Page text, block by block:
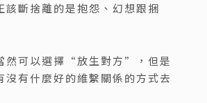
該斷捨離的是抱怨、幻想跟捆
然可以選擇“放生對方”，但是
沒有什麼好的維繫關係的方式去